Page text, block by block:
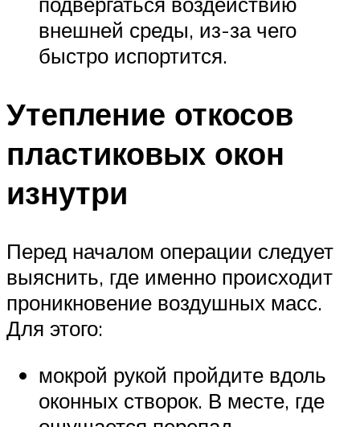
внешней среды, из-за чего
быстро испортится.
Утепление откосов
пластиковых окон
изнутри
Перед началом операции следует
выяснить, где именно происходит
проникновение воздушных масс.
Для этого:
мокрой рукой пройдите вдоль
оконных створок. В месте, где